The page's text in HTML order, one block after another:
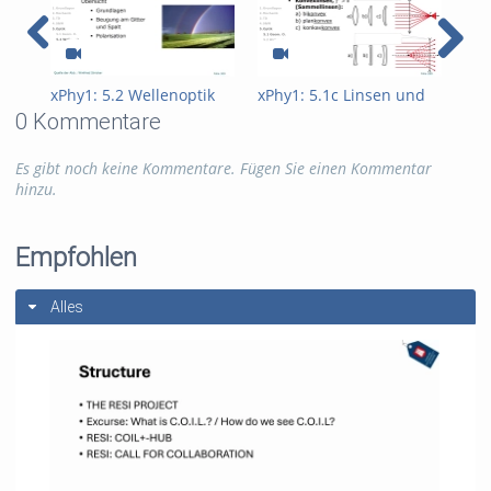
xPhy1: 5.2 Wellenoptik
xPhy1: 5.1c Linsen und
0 Kommentare
Es gibt noch keine Kommentare. Fügen Sie einen Kommentar
hinzu.
Empfohlen
Alles